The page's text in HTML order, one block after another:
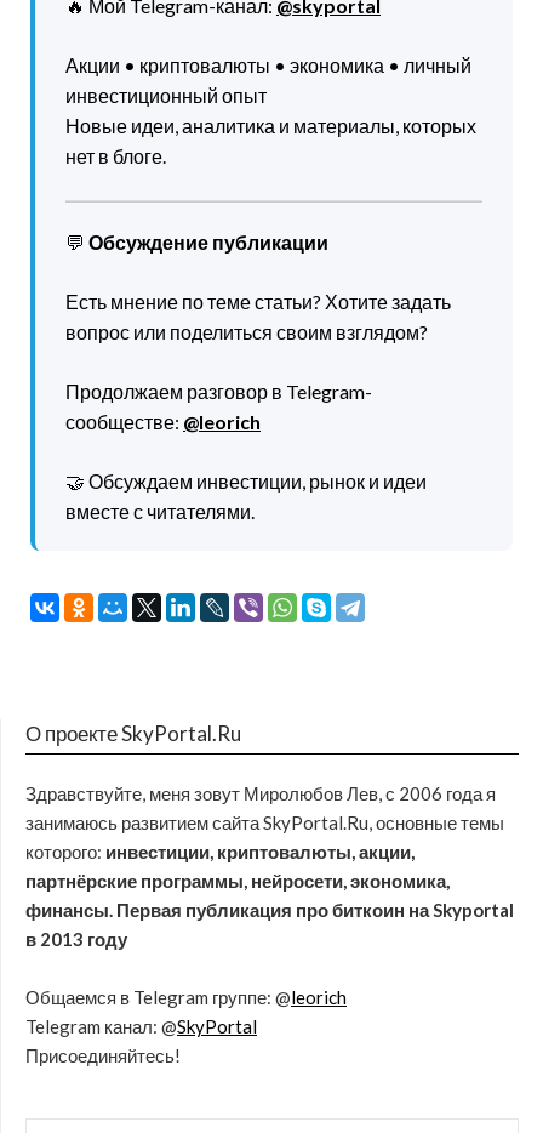
🔥 Мой Telegram-канал: @skyportal
Акции • криптовалюты • экономика • личный
инвестиционный опыт
Новые идеи, аналитика и материалы, которых
нет в блоге.
💬 Обсуждение публикации
Есть мнение по теме статьи? Хотите задать
вопрос или поделиться своим взглядом?
Продолжаем разговор в Telegram-
сообществе: @leorich
🤝 Обсуждаем инвестиции, рынок и идеи
вместе с читателями.
О проекте SkyPortal.Ru
Здравствуйте, меня зовут Миролюбов Лев, с 2006 года я
занимаюсь развитием сайта SkyPortal.Ru, основные темы
которого: инвестиции, криптовалюты, акции,
партнёрские программы, нейросети, экономика,
финансы. Первая публикация про биткоин на Skyportal
в 2013 году
Общаемся в Telegram группе: @leorich
Telegram канал: @SkyPortal
Присоединяйтесь!